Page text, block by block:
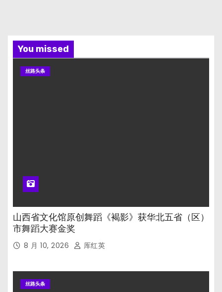
You missed
丝路头条
山西省文化馆原创舞蹈《褐影》获华北五省（区）
市舞蹈大赛金奖
8 月 10, 2026 厍红英
丝路头条